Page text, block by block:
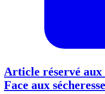
Article réservé aux
Face aux